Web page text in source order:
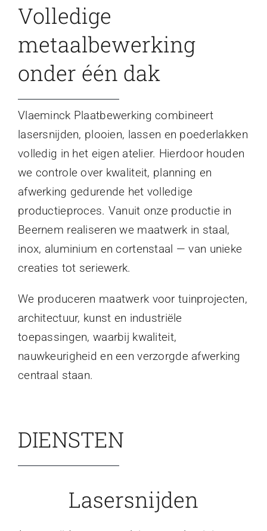
Volledige
metaalbewerking
onder één dak
Vlaeminck Plaatbewerking combineert
lasersnijden, plooien, lassen en poederlakken
volledig in het eigen atelier. Hierdoor houden
we controle over kwaliteit, planning en
afwerking gedurende het volledige
productieproces. Vanuit onze productie in
Beernem realiseren we maatwerk in staal,
inox, aluminium en cortenstaal — van unieke
creaties tot seriewerk.
We produceren maatwerk voor tuinprojecten,
architectuur, kunst en industriële
toepassingen, waarbij kwaliteit,
nauwkeurigheid en een verzorgde afwerking
centraal staan.
DIENSTEN
Lasersnijden